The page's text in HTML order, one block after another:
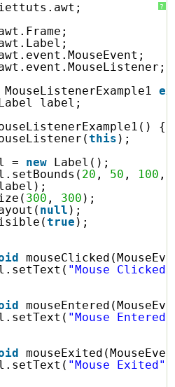
?
MouseListenerExample1
label;
{
this );
= new Label();
20 , 50 , 100 ,
300 , 300 );
null );
true );
"Mouse Clicked"
"Mouse Entered"
"Mouse Exited"